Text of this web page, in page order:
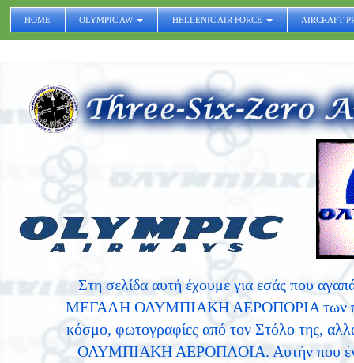
HOME OLYMPIC AW HELLENIC AIR FORCE AIRCRAFT
Στη σελίδα αυτή έχουμε για εσάς που
ΜΕΓΑΛΗ ΟΛΥΜΠΙΑΚΗ ΑΕΡΟΠΟΡΙΑ των
κόσμο, φωτογραφίες από τον Στόλο της,
ΟΛΥΜΠΙΑΚΗ ΑΕΡΟΠΛΟΙΑ. Αυτήν που